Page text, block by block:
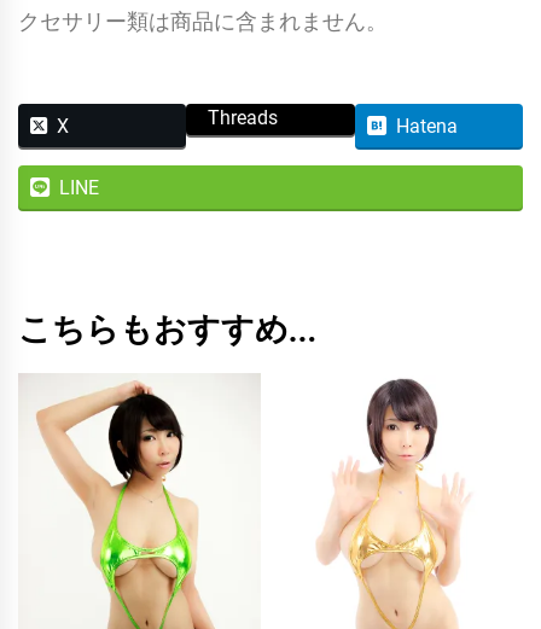
クセサリー類は商品に含まれません。
X Threads Hatena
LINE
こちらもおすすめ…